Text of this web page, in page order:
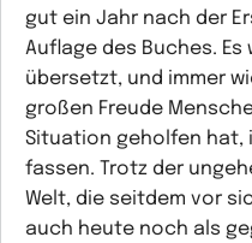
gut ein Jahr nach der
Auflage des Buches.
übersetzt, und immer
großen Freude
Situation geholfen hat,
fassen. Trotz der
Welt, die seitdem vor
auch heute noch als